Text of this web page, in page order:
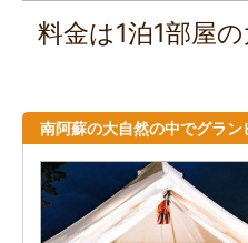
料金は1泊1部屋
南阿蘇の大自然の中でグラ